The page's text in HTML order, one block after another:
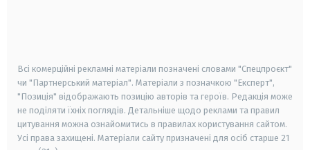
Всі комерційні рекламні матеріали позначені словами "Спецпроєкт"
чи "Партнерський матеріал". Матеріали з позначкою "Експерт",
"Позиція" відображають позицію авторів та героїв. Редакція може
не поділяти їхніх поглядів. Детальніше щодо реклами та правил
цитування можна ознайомитись в правилах користування сайтом.
Усі права захищені. Матеріали сайту призначені для осіб старше 21